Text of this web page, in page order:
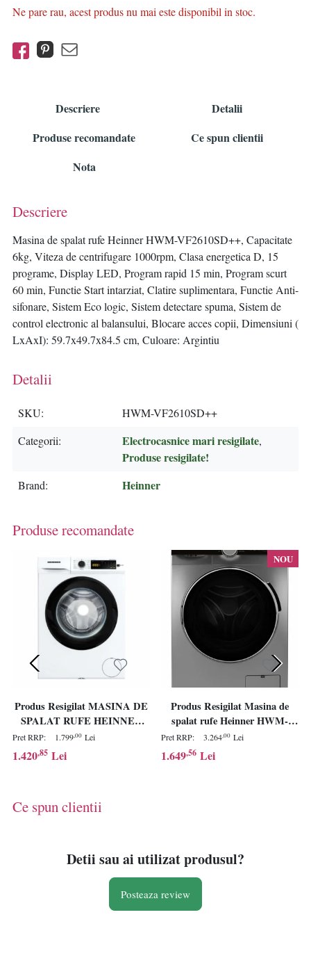
Ne pare rau, acest produs nu mai este disponibil in stoc.
Descriere
Detalii
Produse recomandate
Ce spun clientii
Nota
Descriere
Masina de spalat rufe Heinner HWM-VF2610SD++, Capacitate
6kg, Viteza de centrifugare 1000rpm, Clasa energetica D, 15
programe, Display LED, Program rapid 15 min, Program scurt
60 min, Functie Start intarziat, Clatire suplimentara, Functie Anti-
sifonare, Sistem Eco logic, Sistem detectare spuma, Sistem de
control electronic al balansului, Blocare acces copii, Dimensiuni (
LxAxI): 59.7x49.7x84.5 cm, Culoare: Argintiu
Detalii
SKU
HWM-VF2610SD++
Categorii
Electrocasnice mari resigilate,
Produse resigilate!
Brand Heinner
Produse recomandate
Produs Resigilat MASINA DE
SPALAT RUFE HEINNER
HWM-VT2104IVKA+++,
CAPACITATE 9KG, VITEZA
DE CENTRIFUGARE
INVERTER, 15 PROGRAME,
PROGRAM SCURT 60 MIN,
PROGRAM ALLERGY SAFE
Pret RRP: 1.799,00 Lei
1.420,85 Lei
NOU
Produs Resigilat Masina de
spalat rufe Heinner HWM-
M1014IVKSA+++, Capacitate
10kg, Viteza De Centrifugare
1400rpm, Clasa Energetica A,
Pret RRP: 3.264,00 Lei
1.649,56 Lei
Ce spun clientii
Detii sau ai utilizat produsul?
Posteaza review